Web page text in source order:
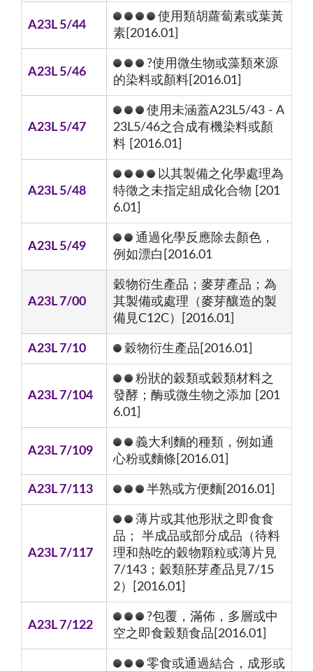
A23L 5/44
使用類胡蘿蔔素或葉黃
素[2016.01]
A23L 5/46
?使用微生物或藻類來源
的染料或顏料[2016.01]
A23L 5/47
使用未涵蓋A23L5/43 - A
23L5/46之合成有機染料或顏
料 [2016.01]
A23L 5/48
以其製備之化學處理為
特徵之未指定組成化合物 [201
6.01]
A23L 5/49
通過化學反應除去顏色，
例如漂白[2016.01
A23L 7/00
穀物衍生產品；麥芽產品；為
其製備或處理（麥芽釀造的製
備見C12C）[2016.01]
A23L 7/10 穀物衍生產品[2016.01]
A23L 7/104
粉狀的穀類或穀類材料之
發酵；酶或微生物之添加 [201
6.01]
A23L 7/109
義大利麵的種類，例如通
心粉或麵條[2016.01]
A23L 7/113 半熟或方便麵[2016.01]
A23L 7/117
薄片或其他形狀之即食食
品； 半成品或部分成品（待料
理和熱吃的穀物顆粒或薄片見
7/143；穀類胚芽產品見7/15
2）[2016.01]
A23L 7/122
?包覆，滿佈，多層或中
空之即食榖類食品[2016.01]
零食或通過結合，成形或